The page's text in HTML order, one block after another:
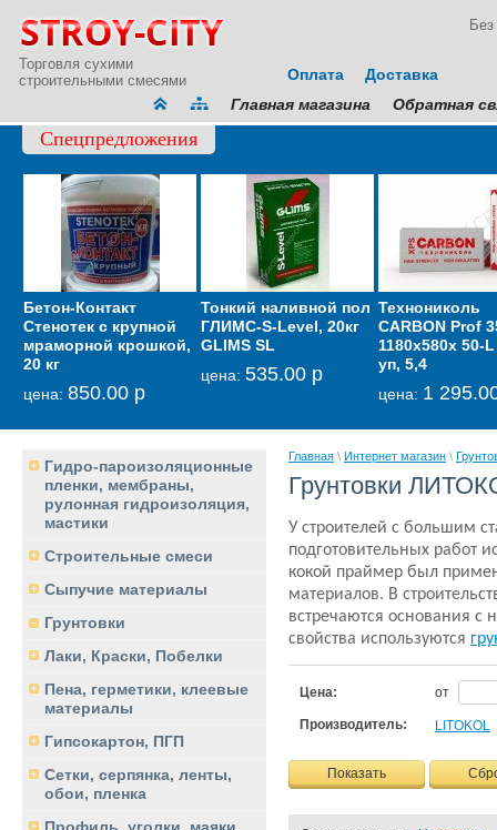
Торговля сухими
строительными смесями
Оплата Доставка
Главная магазина Обратная
Спецпредложения
Бетон-Контакт
Стенотек с крупной
мраморной крошкой,
20 кг
цена: 850.00 р
Тонкий наливной пол
ГЛИМС-S-Level, 20кг
GLIMS SL
цена: 535.00 р
Технониколь
CARBON Prof
1180х580х 50-
уп, 5,4
цена: 1
Мембрана
звукоизоляционная
тонкая Тексаунд 70
цена:6 600.00 р
цена:
Гидро-пароизоляционные
пленки, мембраны,
рулонная гидроизоляция,
мастики
Строительные смеси
Сыпучие материалы
Грунтовки
Лаки, Краски, Побелки
Пена, герметики, клеевые
материалы
Гипсокартон, ПГП
Сетки, серпянка, ленты,
обои, пленка
Главная \ Интернет магазин \
Грунтовки
У строителей с большим
подготовительных работ
кокой праймер был
материалов. В
встречаются основания с
свойства используются
Цена: от
Производитель: LITOKOL
Показать